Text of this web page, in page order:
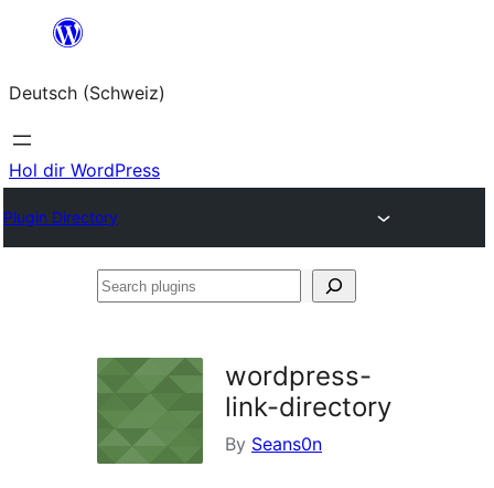
springen
Deutsch (Schweiz)
Hol dir WordPress
Plugin Directory
Search
wordpress-
link-directory
By Seans0n